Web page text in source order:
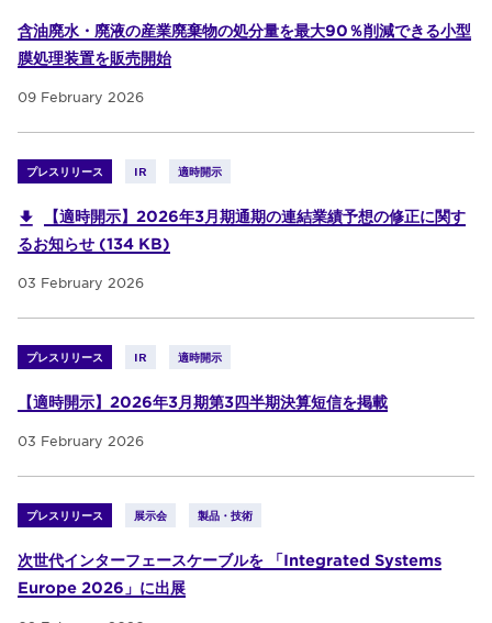
含油廃水・廃液の産業廃棄物の処分量を最大90％削減できる小型
膜処理装置を販売開始
09 February 2026
プレスリリース IR 適時開示
【適時開示】2026年3月期通期の連結業績予想の修正に関す
るお知らせ (134 KB)
03 February 2026
プレスリリース IR 適時開示
【適時開示】2026年3月期第3四半期決算短信を掲載
03 February 2026
プレスリリース 展示会 製品・技術
次世代インターフェースケーブルを 「Integrated Systems
Europe 2026」に出展